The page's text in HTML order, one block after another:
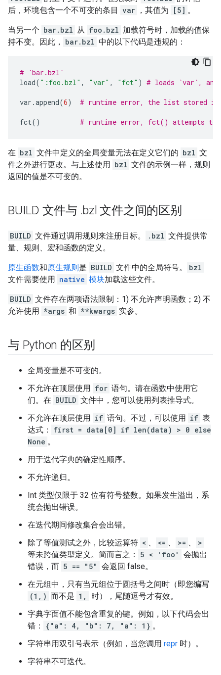
后，环境包含一个不可变的条目 var ，其值为 [5] 。
当另一个 bar.bzl 从 foo.bzl 加载符号时，加载的值保
持不变。因此，
bar.bzl 中的以下代码是违规的：
# `bar.bzl`
load( ":foo.bzl" , "var" , "fct" ) # loads `var`,
var .append(6) # runtime error, the list stored in
fct() # runtime error, fct() attempts to
在 bzl 文件中定义的全局变量无法在定义它们的 bzl 文
件之外进行更改。与上述使用 bzl 文件的示例一样，规则
返回的值是不可变的。
BUILD 文件与 .bzl 文件之间的区别
BUILD 文件通过调用规则来注册目标。 .bzl 文件提供常
量、规则、宏和函数的定义。
原生函数和原生规则是 BUILD 文件中的全局符号。
bzl
文件需要使用 native 模块加载这些文件。
BUILD 文件存在两项语法限制：1) 不允许声明函数；2) 不
允许使用 *args 和 **kwargs 实参。
与 Python 的区别
全局变量是不可变的。
不允许在顶层使用 for 语句。请在函数中使用它
们。在 BUILD 文件中，您可以使用列表推导式。
不允许在顶层使用 if 语句。不过，可以使用 if 表
达式：
first = data[0] if len(data) > 0 else
None 。
用于迭代字典的确定性顺序。
不允许递归。
Int 类型仅限于 32 位有符号整数。如果发生溢出，系
统会抛出错误。
在迭代期间修改集合会出错。
除了等值测试之外，比较运算符 < 、 <= 、 >= 、
>
等未跨值类型定义。简而言之：
5 < 'foo'
会抛出
错误，而 5 == "5" 会返回 false。
在元组中，只有当元组位于圆括号之间时（即您编写
(1,) 而不是 1,
时），尾随逗号才有效。
字典字面值不能包含重复的键。例如，以下代码会出
错：
{"a": 4, "b": 7, "a": 1} 。
字符串用双引号表示（例如，当您调用 repr 时）。
字符串不可迭代。